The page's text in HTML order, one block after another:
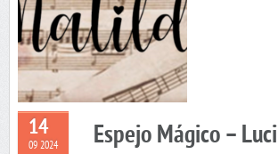
14
09 2024 Espejo Mágico – Luci